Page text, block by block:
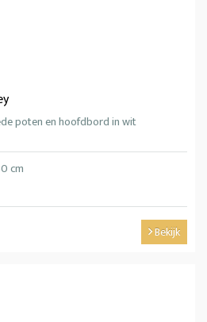
poten en hoofdbord in wit
cm
Bekijk